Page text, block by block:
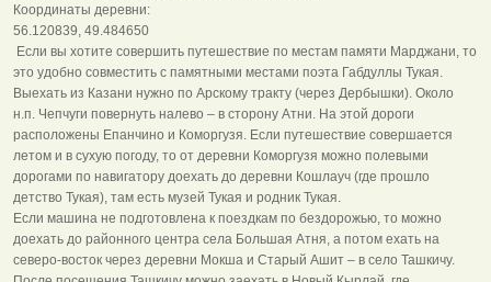
Координаты деревни:
56.120839, 49.484650
Если вы хотите совершить путешествие по местам памяти Марджани, то
это удобно совместить с памятными местами поэта Габдуллы Тукая.
Выехать из Казани нужно по Арскому тракту (через Дербышки). Около
н.п. Чепчуги повернуть налево – в сторону Атни. На этой дороги
расположены Епанчино и Коморгузя. Если путешествие совершается
летом и в сухую погоду, то от деревни Коморгузя можно полевыми
дорогами по навигатору доехать до деревни Кошлауч (где прошло
детство Тукая), там есть музей Тукая и родник Тукая.
Если машина не подготовлена к поездкам по бездорожью, то можно
доехать до районного центра села Большая Атня, а потом ехать на
северо-восток через деревни Мокша и Старый Ашит – в село Ташкичу.